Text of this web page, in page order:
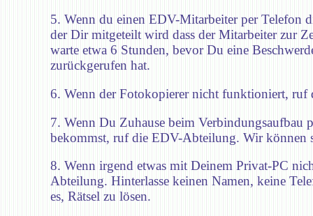
5. Wenn du einen EDV-Mitarbeiter per Telefon
der Dir mitgeteilt wird dass der Mitarbeiter zur
warte etwa 6 Stunden, bevor Du eine
zurückgerufen hat.
6. Wenn der Fotokopierer nicht funktioniert,
7. Wenn Du Zuhause beim
bekommst, ruf die EDV-Abteilung. Wir können
8. Wenn irgend etwas mit Deinem Privat-PC
Abteilung. Hinterlasse keinen Namen, keine
es, Rätsel zu lösen.